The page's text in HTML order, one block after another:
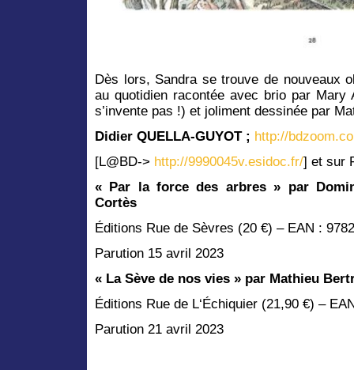
Dès lors, Sandra se trouve de nouveaux
au quotidien racontée avec brio par Mary
s’invente pas !) et joliment dessinée par
Didier QUELLA-GUYOT ; http://
[L@BD-> http://9990045v.esidoc.fr/] et sur
« Par la force des arbres » par
Cortès
Éditions Rue de Sèvres (20 €) – EAN :
Parution 15 avril 2023
« La Sève de nos vies » par Mathieu
Éditions Rue de L‘Échiquier (21,90 €) –
Parution 21 avril 2023